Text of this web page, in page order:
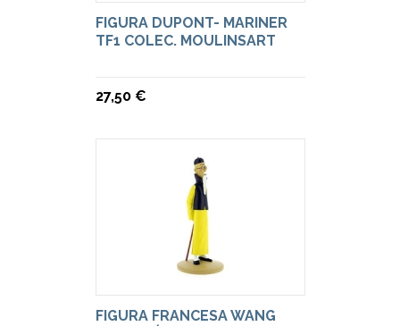
FIGURA DUPONT- MARINER
TF1 COLEC. MOULINSART
27,50 €
FIGURA FRANCESA WANG